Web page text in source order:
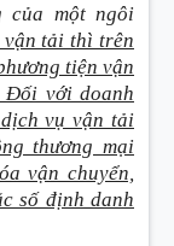
của một ngôi
vận tải thì trên
tiện vận
Đối với doanh
vụ vận tải
thương mại
vận chuyển,
số định danh